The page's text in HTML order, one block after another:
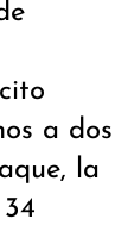
a dos
la